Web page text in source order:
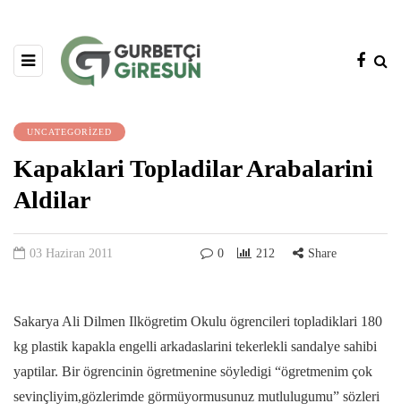
UNCATEGORIZED
Kapaklari Topladilar Arabalarini
Aldilar
03 Haziran 2011 0 212 Share
Sakarya Ali Dilmen Ilkögretim Okulu ögrencileri topladiklari 180
kg plastik kapakla engelli arkadaslarini tekerlekli sandalye sahibi
yaptilar. Bir ögrencinin ögretmenine söyledigi “ögretmenim çok
sevinçliyim,gözlerimde görmüyormusunuz mutlulugumu” sözleri